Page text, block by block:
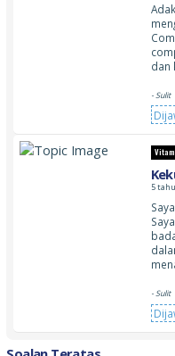
dan
- Sulit
5
- Sulit